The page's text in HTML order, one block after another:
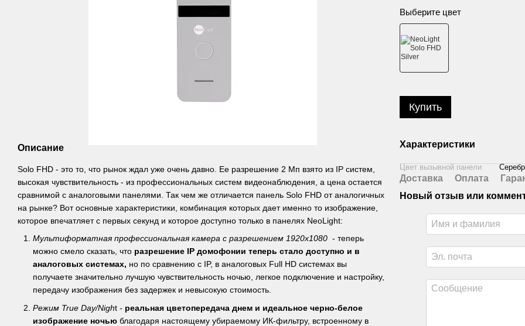
Описание
Solo FHD - это то, что рынок ждал уже очень давно. Ее разрешение 2 Мп взято из IP систем,
высокая чувствительность - из профессиональных систем видеонаблюдения, а цена остается
сравнимой с аналоговыми панелями. Так чем же отличается панель Solo FHD от аналогичных
на рынке? Вот основные характеристики, комбинация которых дает именно то изображение,
которое впечатляет с первых секунд и которое доступно только в панелях NeoLight:
Мультиформатная профессиональная камера с разрешением 1920х1080 - теперь
можно смело сказать, что разрешение IP домофонии теперь стало доступно и в
аналоговых системах, но по сравнению с IP, в аналоговых Full HD системах вы
получаете значительно лучшую чувствительность ночью, легкое подключение и настройку,
передачу изображения без задержек и невысокую стоимость.
Режим True Day/Night - реальная цветопередача днем и идеальное черно-белое
изображение ночью благодаря настоящему убираемому ИК-фильтру, встроенному в
Выберите цвет
Купить
Характеристики
Цвет вызывной панели
Доставка Оплата
Новый отзыв или